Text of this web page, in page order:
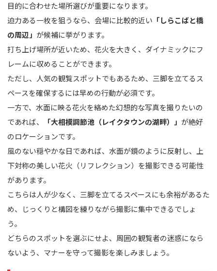
目的に合わせた場所選びが重要になります。
迫力ある一枚を狙うなら、会場に比較的近い 「しらこばと橋
の周辺」 が候補に挙がります。
打ち上げ場所が近いため、花火を大きく、ダイナミックにフ
レームに収めることができます。
ただし、人気の観覧スポットでもあるため、三脚を立てるス
ペースを確保するには早めの行動が必須です。
一方で、水面に映る花火を絡めた幻想的な写真を撮りたいの
であれば、
「大相模調節池（レイクタウンの湖畔）」 が絶好
のロケーションです。
風のない穏やかな日であれば、水面が鏡のように反射し、上
下対称の美しい花火（リフレクション）を撮影できる可能性
があります。
こちらは人が少なく、三脚を立てるスペースにも余裕があるた
め、じっくりと構図を練りながら撮影に集中できるでしょ
う。
どちらのスポットを選ぶにせよ、周囲の観覧者の迷惑になら
ないよう、マナーを守って撮影を楽しみましょう。